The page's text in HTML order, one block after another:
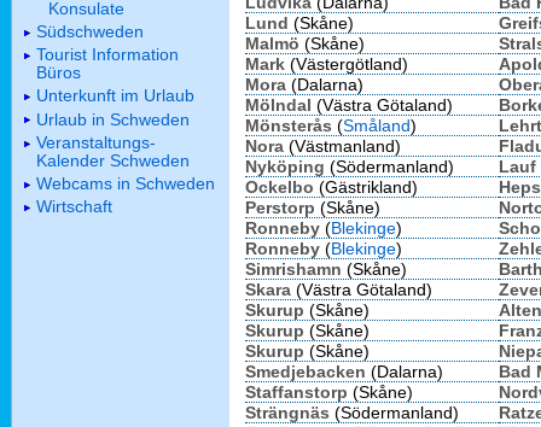
Lund (Skåne)
Malmö (Skåne)
Mark (Västergötland)
Mora (Dalarna)
Mölndal (Västra Götaland)
Mönsterås (Småland)
Nora (Västmanland)
Nyköping (Södermanland)
Lauf
Ockelbo (Gästrikland)
Perstorp (Skåne)
Ronneby (Blekinge)
Ronneby (Blekinge)
Simrishamn (Skåne)
Skara (Västra Götaland)
Skurup (Skåne)
Skurup (Skåne)
Skurup (Skåne)
Smedjebacken (Dalarna)
Bad
Staffanstorp (Skåne)
Strängnäs (Södermanland)
Konsulate
Südschweden
Tourist Information
Büros
Unterkunft im Urlaub
Urlaub in Schweden
Veranstaltungs-
Kalender Schweden
Webcams in Schweden
Wirtschaft